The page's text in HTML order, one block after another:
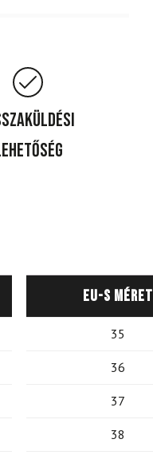
EU-s méret
35
36
37
38